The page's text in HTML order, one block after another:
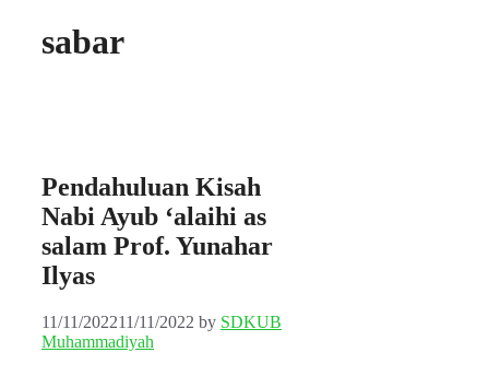
sabar
Pendahuluan Kisah
Nabi Ayub ‘alaihi as
salam Prof. Yunahar
Ilyas
11/11/202211/11/2022 by SDKUB
Muhammadiyah